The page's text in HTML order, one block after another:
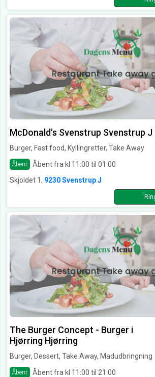
McDonald's Svenstrup Svenstrup J
Burger, Fast food, Kyllingretter, Take Away
Åbent
Åbent fra kl 11:00 til 01:00
Skjoldet 1, 9230 Svenstrup J
The Burger Concept - Burger i
Hjørring Hjørring
Burger, Dessert, Take Away, Madudbringning
Åbent
Åbent fra kl 11:00 til 21:00